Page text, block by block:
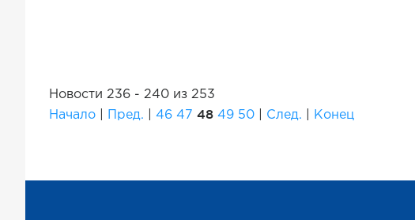
Новости 236 - 240 из 253
Начало
Пред. 46 47 48 49 50 След. Конец